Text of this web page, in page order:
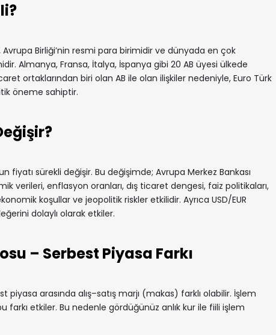
Avrupa Birliği’nin resmi para birimidir ve dünyada en çok
Almanya, Fransa, İtalya, İspanya gibi 20 AB üyesi ülkede
ortaklarından biri olan AB ile olan ilişkiler nedeniyle, Euro Türk
öneme sahiptir.
fiyatı sürekli değişir. Bu değişimde; Avrupa Merkez Bankası
verileri, enflasyon oranları, dış ticaret dengesi, faiz politikaları,
koşullar ve jeopolitik riskler etkilidir. Ayrıca USD/EUR
dolaylı olarak etkiler.
– Serbest Piyasa Farkı
piyasa arasında alış–satış marjı (makas) farklı olabilir. İşlem
farkı etkiler. Bu nedenle gördüğünüz anlık kur ile fiili işlem